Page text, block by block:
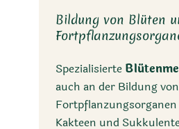
Bildung von Blüten
Spezialisierte
auch an der Bildung
Kakteen und